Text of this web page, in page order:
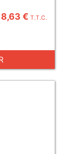
8,63 €T.T.C.